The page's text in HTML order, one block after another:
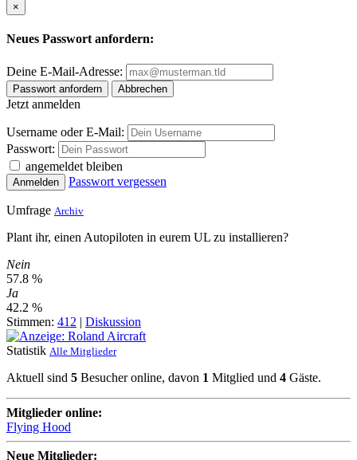
×
Neues Passwort anfordern:
Deine E-Mail-Adresse:
Passwort anfordern Abbrechen
Jetzt anmelden
Username oder E-Mail:
Passwort:
angemeldet bleiben
Anmelden Passwort vergessen
Umfrage Archiv
Plant ihr, einen Autopiloten in eurem UL zu installieren?
Nein
57.8 %
Ja
42.2 %
Stimmen: 412 | Diskussion
Statistik Alle Mitglieder
Aktuell sind 5 Besucher online, davon 1 Mitglied und 4 Gäste.
Mitglieder online:
Flying Hood
Neue Mitglieder: